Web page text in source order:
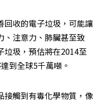
回收的電子垃圾，可能讓
、注意力、肺臟甚至致
垃圾，預估將在2014至
到全球5千萬噸。
接觸到有毒化學物質，像